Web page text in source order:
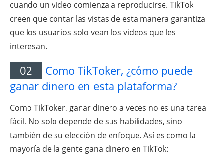
cuando un video comienza a reproducirse. TikTok
creen que contar las vistas de esta manera garantiza
que los usuarios solo vean los videos que les
interesan.
02
Como TikToker, ¿cómo puede
ganar dinero en esta plataforma?
Como TikToker, ganar dinero a veces no es una tarea
fácil. No solo depende de sus habilidades, sino
también de su elección de enfoque. Así es como la
mayoría de la gente gana dinero en TikTok: